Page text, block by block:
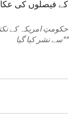
کے فیصلوں کی
حکومتِ امریکہ کے
سے نشر کیا گیا**